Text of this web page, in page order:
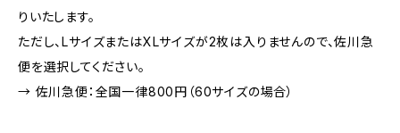
りいたします。
ただし、LサイズまたはXLサイズが2枚は入りませんので、佐川急
便を選択してください。
→ 佐川急便：全国一律800円（60サイズの場合）